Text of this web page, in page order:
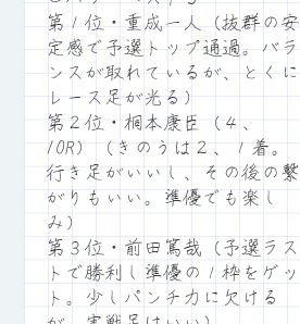
第１位・重成一人（抜群の安
定感で予選トップ通過。バラ
ンスが取れているが、とくに
レース足が光る）
第２位・桐本康臣（４、
10R）（きのうは２、１着。
行き足がいいし、その後の繋
がりもいい。準優でも楽し
み）
第３位・前田篤哉（予選ラス
トで勝利し準優の１枠をゲッ
ト。少しパンチ力に欠ける